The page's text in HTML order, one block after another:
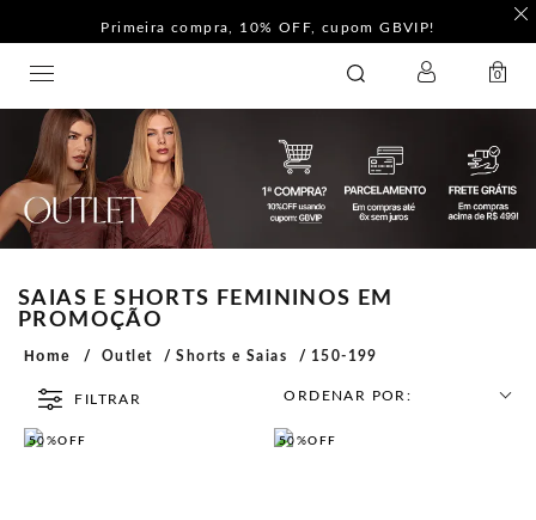
Primeira compra, 10% OFF, cupom GBVIP!
0
SAIAS E SHORTS FEMININOS EM
PROMOÇÃO
Home Outlet Shorts e Saias 150-199
FILTRAR ORDENAR POR:
50%OFF 50%OFF